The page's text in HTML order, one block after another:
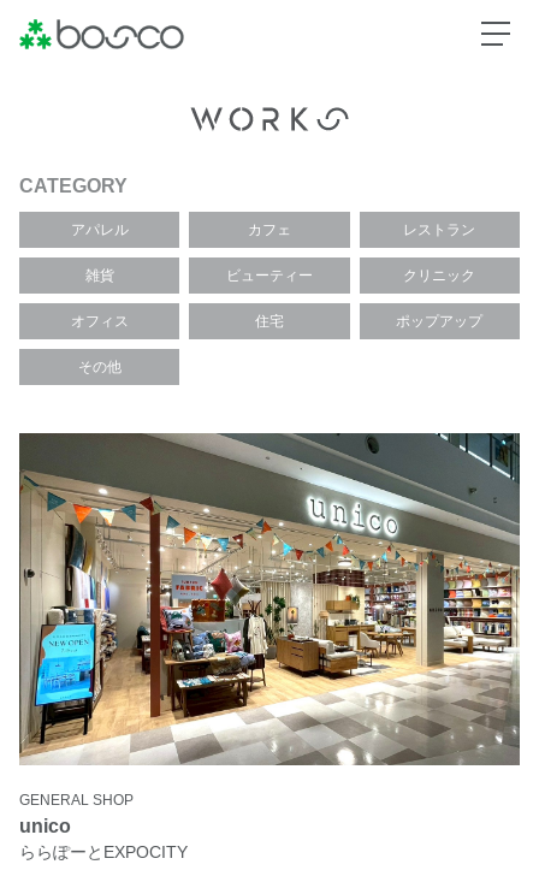
CATEGORY
アパレル カフェ レストラン
雑貨 ビューティー クリニック
オフィス 住宅 ポップアップ
その他
GENERAL SHOP
unico
ららぽーとEXPOCITY